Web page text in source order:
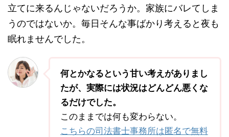
立てに来るんじゃないだろうか。家族にバレてしま
うのではないか。毎日そんな事ばかり考えると夜も
眠れませんでした。
何とかなるという甘い考えがありまし
たが、実際には状況はどんどん悪くな
るだけでした。
このままでは何も変わらない。
こちらの司法書士事務所は匿名で無料